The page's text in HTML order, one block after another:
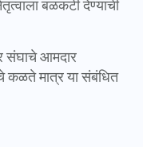
बळकटी देण्याची
संघाचे आमदार
कळते मात्र या संबंधित